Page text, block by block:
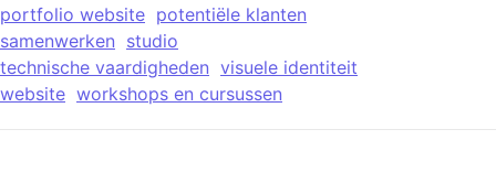
portfolio website potentiële klanten
samenwerken studio
technische vaardigheden visuele identiteit
website workshops en cursussen